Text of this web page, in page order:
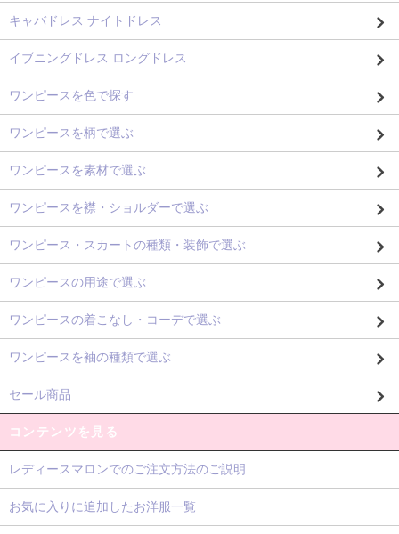
キャバドレス ナイトドレス
イブニングドレス ロングドレス
ワンピースを色で探す
ワンピースを柄で選ぶ
ワンピースを素材で選ぶ
ワンピースを襟・ショルダーで選ぶ
ワンピース・スカートの種類・装飾で選ぶ
ワンピースの用途で選ぶ
ワンピースの着こなし・コーデで選ぶ
ワンピースを袖の種類で選ぶ
セール商品
コンテンツを見る
レディースマロンでのご注文方法のご説明
お気に入りに追加したお洋服一覧